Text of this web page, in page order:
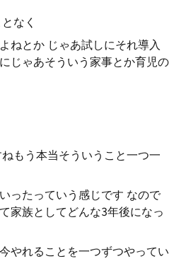
なく
ねとか じゃあ試しにそれ導入
じゃあそういう家事とか育児の
もう本当そういうこと一つ一
ったっていう感じです なので
家族としてどんな3年後になっ
やれることを一つずつやってい